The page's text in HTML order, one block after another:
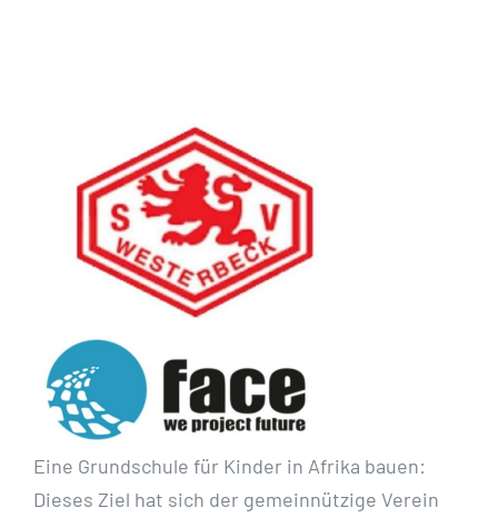
Eine Grundschule für Kinder in Afrika bauen:
Dieses Ziel hat sich der gemeinnützige Verein